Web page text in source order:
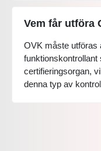
Vem får utföra
OVK måste utföras
funktionskontrollant
certifieringsorgan,
denna typ av